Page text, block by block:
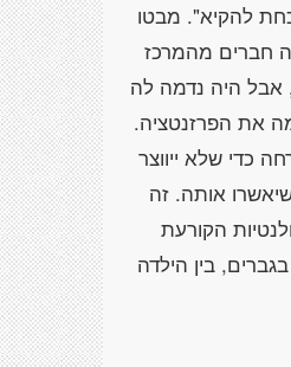
להקיא". מבטו
חברים מהמרכז
אבל היה נדמה לה
את הפרזנטציה.
כדי שלא ייווצר
אותה. זה
הקורעת
בין הילדה